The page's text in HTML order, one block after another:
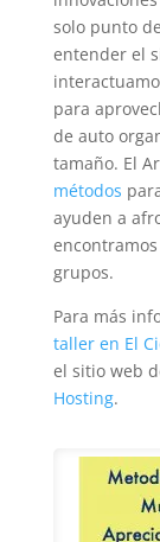
solo punto
entender el
para
de auto
tamaño. El
métodos
ayuden a
grupos.
Para más
taller en El
el sitio web
Hosting.